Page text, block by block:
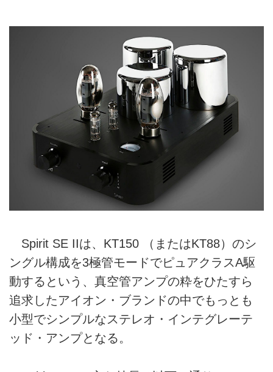
Spirit SE IIは、KT150 （またはKT88）のシ
ングル構成を3極管モードでピュアクラスA駆
動するという、真空管アンプの粋をひたすら
追求したアイオン・ブランドの中でもっとも
小型でシンプルなステレオ・インテグレーテ
ッド・アンプとなる。